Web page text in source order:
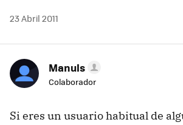
23 Abril 2011
Manuls
Colaborador
Si eres un usuario habitual de